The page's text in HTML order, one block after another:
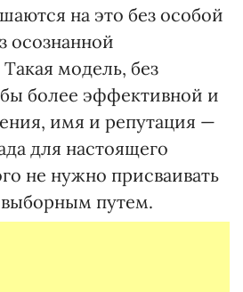
на это без особой
осознанной
модель, без
более эффективной и
имя и репутация —
для настоящего
не нужно присваивать
выборным путем.